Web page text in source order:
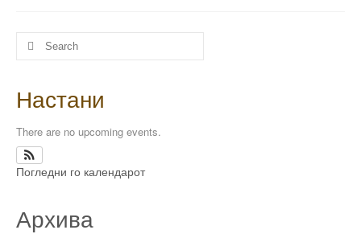
Настани
There are no upcoming events.
Погледни го календарот
Архива